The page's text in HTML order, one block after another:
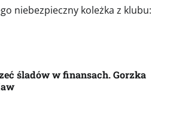
niebezpieczny koleżka z klubu:
śladów w finansach. Gorzka